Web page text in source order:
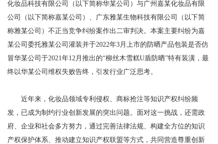
化妆品科技有限公司（以下简称华某公司）与广州嘉某化妆品有限
公司（以下简称嘉某公司）、广东雅某生物科技有限公司（以下简
称雅某公司）不正当竞争纠纷案作出二审判决。本案主要纠纷为嘉
某公司委托雅某公司灌装并于2022年3月上市的防晒产品包装是否仿
冒华某公司于2021年12月推出的“柳丝木雪糕U盾防晒”特有装潢，最
终以华某公司维权失败告终，引发行业广泛思考。
近年来，化妆品领域专利侵权、商标抢注等知识产权纠纷频
发，已成为制约行业创新发展的突出问题。面对这一挑战，还需政
府、企业和社会多方努力，通过完善法律法规、构建全方位的知识
产权保护体系、推动建立知识产权联盟等方式，共同营造尊重创新